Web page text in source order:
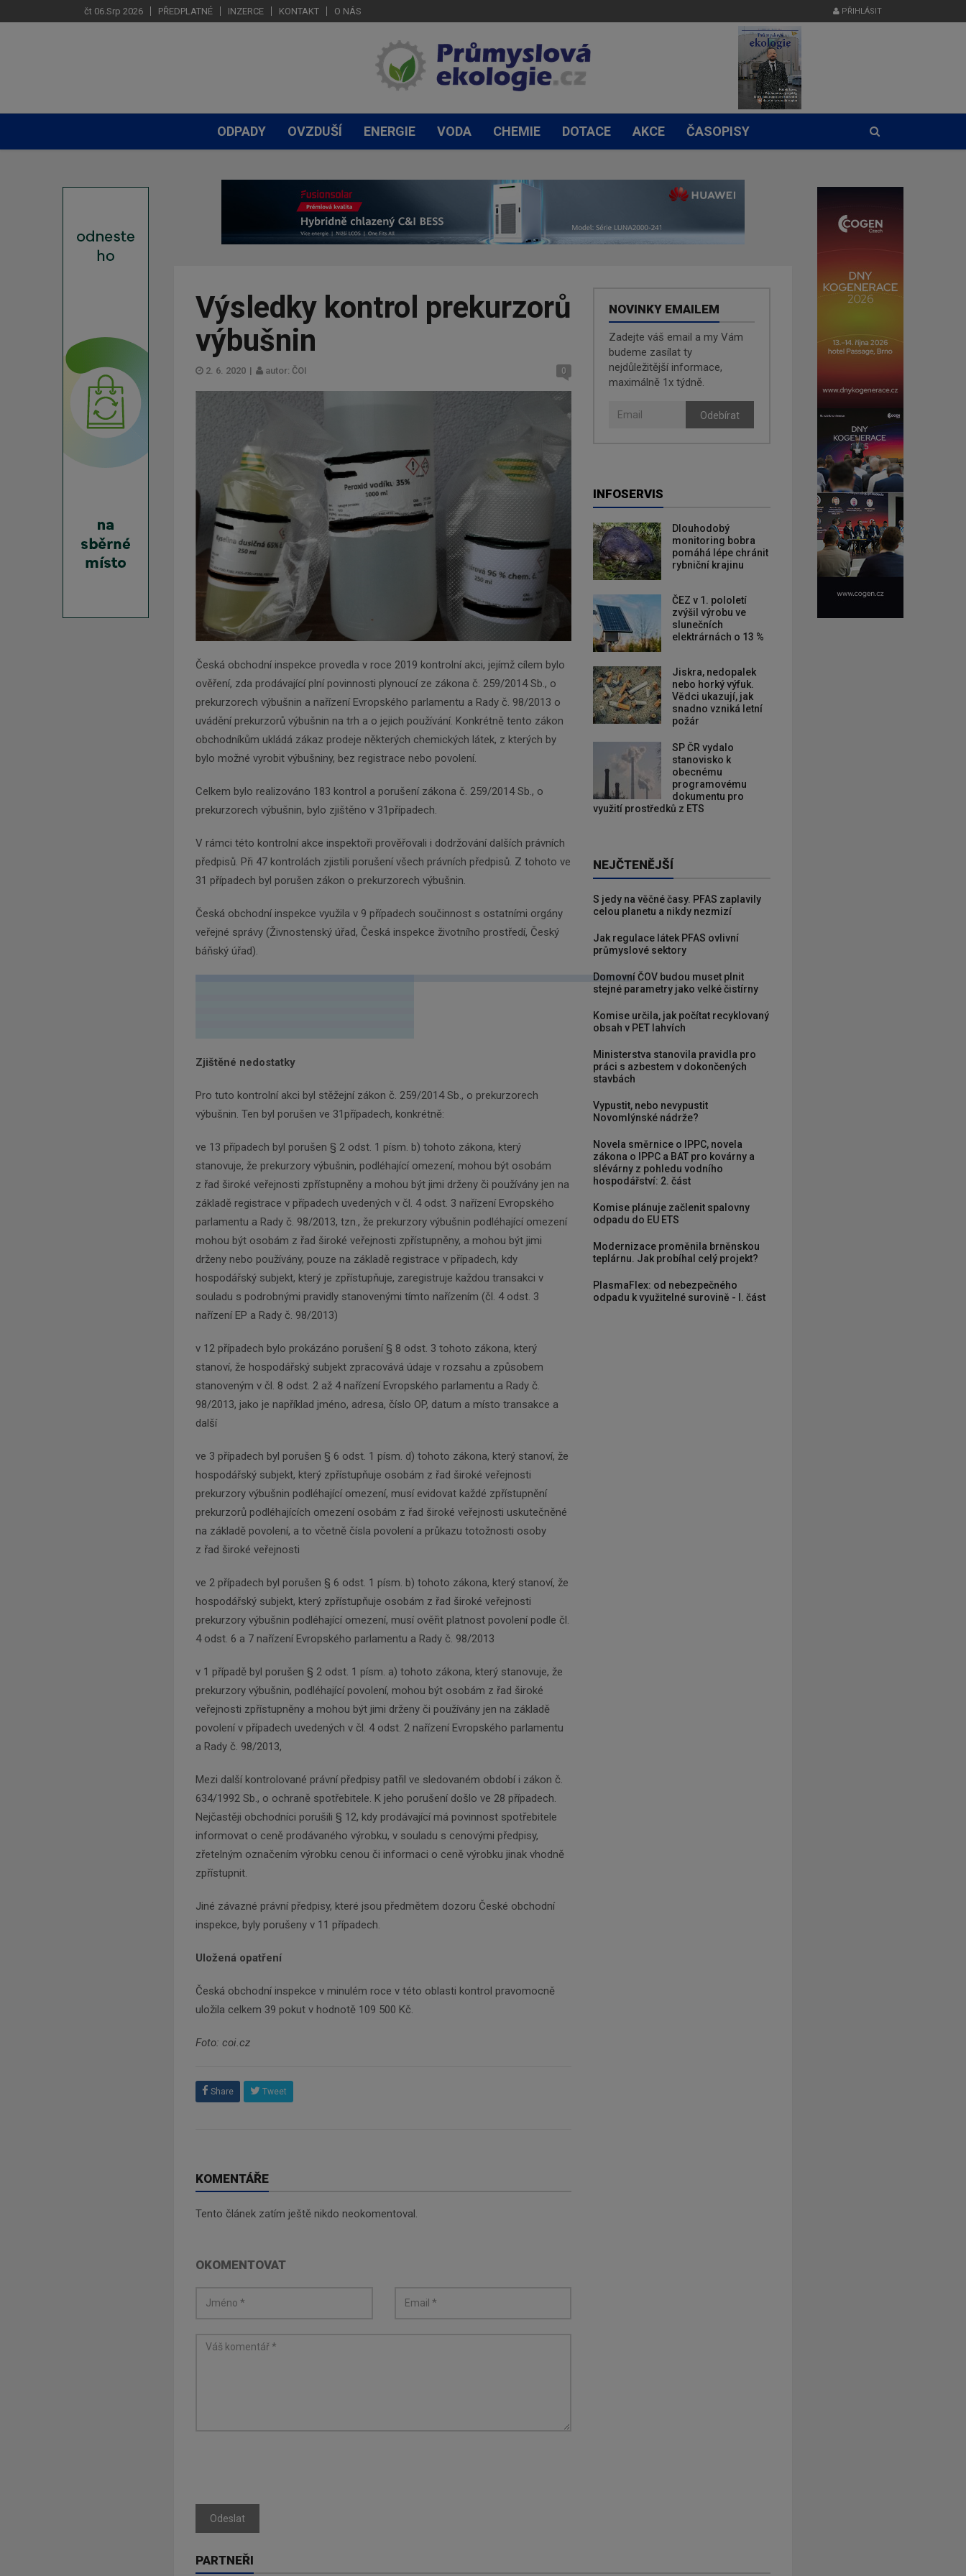
čt 06.Srp 2026 PŘEDPLATNÉ INZERCE KONTAKT O NÁS PŘIHLÁSIT
ODPADY OVZDUŠÍ ENERGIE VODA CHEMIE DOTACE AKCE ČASOPISY
Výsledky kontrol prekurzorů
výbušnin
2. 6. 2020 | autor: ČOI 0
Česká obchodní inspekce provedla v roce 2019 kontrolní akci, jejímž cílem bylo
ověření, zda prodávající plní povinnosti plynoucí ze zákona č. 259/2014 Sb., o
prekurzorech výbušnin a nařízení Evropského parlamentu a Rady č. 98/2013 o
uvádění prekurzorů výbušnin na trh a o jejich používání. Konkrétně tento zákon
obchodníkům ukládá zákaz prodeje některých chemických látek, z kterých by
bylo možné vyrobit výbušniny, bez registrace nebo povolení.
Celkem bylo realizováno 183 kontrol a porušení zákona č. 259/2014 Sb., o
prekurzorech výbušnin, bylo zjištěno v 31případech.
V rámci této kontrolní akce inspektoři prověřovali i dodržování dalších právních
předpisů. Při 47 kontrolách zjistili porušení všech právních předpisů. Z tohoto ve
31 případech byl porušen zákon o prekurzorech výbušnin.
Česká obchodní inspekce využila v 9 případech součinnost s ostatními orgány
veřejné správy (Živnostenský úřad, Česká inspekce životního prostředí, Český
báňský úřad).
Zjištěné nedostatky
Pro tuto kontrolní akci byl stěžejní zákon č. 259/2014 Sb., o prekurzorech
výbušnin. Ten byl porušen ve 31případech, konkrétně:
ve 13 případech byl porušen § 2 odst. 1 písm. b) tohoto zákona, který
stanovuje, že prekurzory výbušnin, podléhající omezení, mohou být osobám
z řad široké veřejnosti zpřístupněny a mohou být jimi drženy či používány jen na
základě registrace v případech uvedených v čl. 4 odst. 3 nařízení Evropského
parlamentu a Rady č. 98/2013, tzn., že prekurzory výbušnin podléhající omezení
mohou být osobám z řad široké veřejnosti zpřístupněny, a mohou být jimi
drženy nebo používány, pouze na základě registrace v případech, kdy
hospodářský subjekt, který je zpřístupňuje, zaregistruje každou transakci v
souladu s podrobnými pravidly stanovenými tímto nařízením (čl. 4 odst. 3
nařízení EP a Rady č. 98/2013)
v 12 případech bylo prokázáno porušení § 8 odst. 3 tohoto zákona, který
stanoví, že hospodářský subjekt zpracovává údaje v rozsahu a způsobem
stanoveným v čl. 8 odst. 2 až 4 nařízení Evropského parlamentu a Rady č.
98/2013, jako je například jméno, adresa, číslo OP, datum a místo transakce a
další
ve 3 případech byl porušen § 6 odst. 1 písm. d) tohoto zákona, který stanoví, že
hospodářský subjekt, který zpřístupňuje osobám z řad široké veřejnosti
prekurzory výbušnin podléhající omezení, musí evidovat každé zpřístupnění
prekurzorů podléhajících omezení osobám z řad široké veřejnosti uskutečněné
na základě povolení, a to včetně čísla povolení a průkazu totožnosti osoby
z řad široké veřejnosti
ve 2 případech byl porušen § 6 odst. 1 písm. b) tohoto zákona, který stanoví, že
hospodářský subjekt, který zpřístupňuje osobám z řad široké veřejnosti
prekurzory výbušnin podléhající omezení, musí ověřit platnost povolení podle čl.
4 odst. 6 a 7 nařízení Evropského parlamentu a Rady č. 98/2013
v 1 případě byl porušen § 2 odst. 1 písm. a) tohoto zákona, který stanovuje, že
prekurzory výbušnin, podléhající povolení, mohou být osobám z řad široké
veřejnosti zpřístupněny a mohou být jimi drženy či používány jen na základě
povolení v případech uvedených v čl. 4 odst. 2 nařízení Evropského parlamentu
a Rady č. 98/2013,
Mezi další kontrolované právní předpisy patřil ve sledovaném období i zákon č.
634/1992 Sb., o ochraně spotřebitele. K jeho porušení došlo ve 28 případech.
Nejčastěji obchodníci porušili § 12, kdy prodávající má povinnost spotřebitele
informovat o ceně prodávaného výrobku, v souladu s cenovými předpisy,
zřetelným označením výrobku cenou či informaci o ceně výrobku jinak vhodně
zpřístupnit.
Jiné závazné právní předpisy, které jsou předmětem dozoru České obchodní
inspekce, byly porušeny v 11 případech.
Uložená opatření
Česká obchodní inspekce v minulém roce v této oblasti kontrol pravomocně
uložila celkem 39 pokut v hodnotě 109 500 Kč.
Foto: coi.cz
Share Tweet
KOMENTÁŘE
Tento článek zatím ještě nikdo neokomentoval.
OKOMENTOVAT
Odeslat
NOVINKY EMAILEM
Zadejte váš email a my Vám
budeme zasílat ty
nejdůležitější informace,
maximálně 1x týdně.
Odebírat
INFOSERVIS
Dlouhodobý
monitoring bobra
pomáhá lépe chránit
rybniční krajinu
ČEZ v 1. pololetí
zvýšil výrobu ve
slunečních
elektrárnách o 13 %
Jiskra, nedopalek
nebo horký výfuk.
Vědci ukazují, jak
snadno vzniká letní
požár
SP ČR vydalo
stanovisko k
obecnému
programovému
dokumentu pro
využití prostředků z ETS
NEJČTENĚJŠÍ
S jedy na věčné časy. PFAS zaplavily
celou planetu a nikdy nezmizí
Jak regulace látek PFAS ovlivní
průmyslové sektory
Domovní ČOV budou muset plnit
stejné parametry jako velké čistírny
Komise určila, jak počítat recyklovaný
obsah v PET lahvích
Ministerstva stanovila pravidla pro
práci s azbestem v dokončených
stavbách
Vypustit, nebo nevypustit
Novomlýnské nádrže?
Novela směrnice o IPPC, novela
zákona o IPPC a BAT pro kovárny a
slévárny z pohledu vodního
hospodářství: 2. část
Komise plánuje začlenit spalovny
odpadu do EU ETS
Modernizace proměnila brněnskou
teplárnu. Jak probíhal celý projekt?
PlasmaFlex: od nebezpečného
odpadu k využitelné surovině - I. část
PARTNEŘI